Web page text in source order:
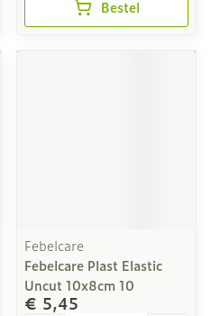
Bestel
Febelcare
Febelcare Plast Elastic
Uncut 10x8cm 10
€ 5,45